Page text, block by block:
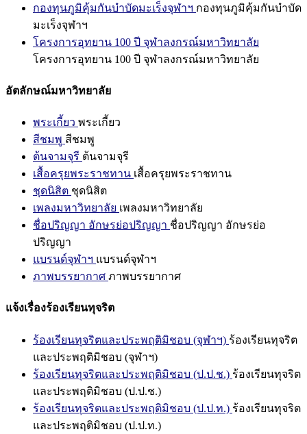
กองทุนภูมิคุ้มกันบำบัดมะเร็งจุฬาฯ กองทุนภูมิคุ้มกันบำบัด
มะเร็งจุฬาฯ
โครงการอุทยาน 100 ปี จุฬาลงกรณ์มหาวิทยาลัย
โครงการอุทยาน 100 ปี จุฬาลงกรณ์มหาวิทยาลัย
อัตลักษณ์มหาวิทยาลัย
พระเกี้ยว พระเกี้ยว
สีชมพู สีชมพู
ต้นจามจุรี ต้นจามจุรี
เสื้อครุยพระราชทาน เสื้อครุยพระราชทาน
ชุดนิสิต ชุดนิสิต
เพลงมหาวิทยาลัย เพลงมหาวิทยาลัย
ชื่อปริญญา อักษรย่อปริญญา ชื่อปริญญา อักษรย่อ
ปริญญา
แบรนด์จุฬาฯ แบรนด์จุฬาฯ
ภาพบรรยากาศ ภาพบรรยากาศ
แจ้งเรื่องร้องเรียนทุจริต
ร้องเรียนทุจริตและประพฤติมิชอบ (จุฬาฯ) ร้องเรียนทุจริต
และประพฤติมิชอบ (จุฬาฯ)
ร้องเรียนทุจริตและประพฤติมิชอบ (ป.ป.ช.) ร้องเรียนทุจริต
และประพฤติมิชอบ (ป.ป.ช.)
ร้องเรียนทุจริตและประพฤติมิชอบ (ป.ป.ท.) ร้องเรียนทุจริต
และประพฤติมิชอบ (ป.ป.ท.)